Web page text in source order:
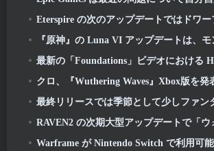
Eterspire の次のアップデートではドワーフ鉱山を拡張し、ボス戦闘の完全
『原神』の Luna VI アップデートは、モンドシュタットが語り続けているがまだ見たことのな
最新の「Foundations」ビデオにおける HEAT
クロ、『Wuthering Waves』Xbox版を発
最終リリースでは季節として少しファンタジーを
RAVEN2 の次期大型アップデートで「ウォルゼン帝国」の朽ち果
Warframe が Nintendo Switch で利用可能に 2,